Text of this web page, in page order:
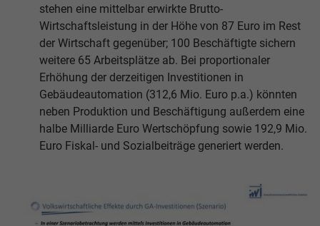
stehen eine mittelbar erwirkte Brutto-
Wirtschaftsleistung in der Höhe von 87 Euro im Rest
der Wirtschaft gegenüber; 100 Beschäftigte sichern
weitere 65 Arbeitsplätze ab. Bei proportionaler
Erhöhung der derzeitigen Investitionen in
Gebäudeautomation (312,6 Mio. Euro p.a.) könnten
neben Produktion und Beschäftigung außerdem eine
halbe Milliarde Euro Wertschöpfung sowie 192,9 Mio.
Euro Fiskal- und Sozialbeiträge generiert werden.